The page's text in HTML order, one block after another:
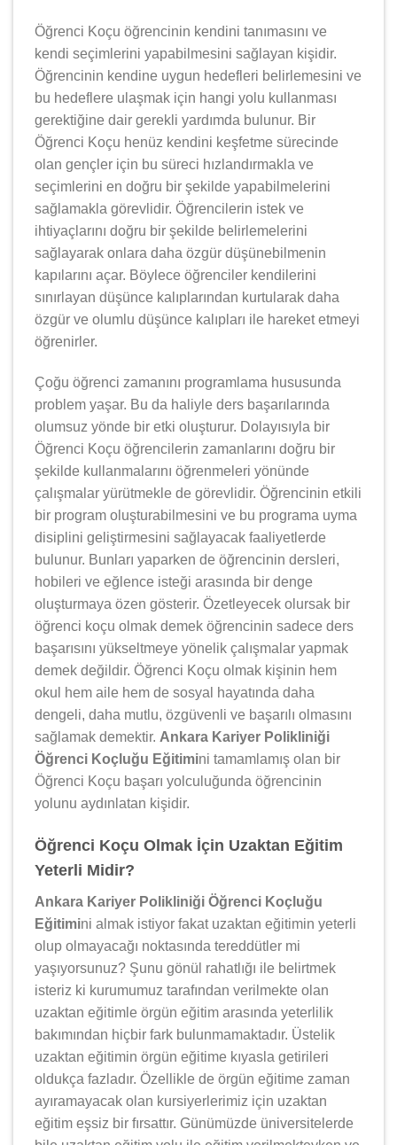
Öğrenci Koçu öğrencinin kendini tanımasını ve
kendi seçimlerini yapabilmesini sağlayan kişidir.
Öğrencinin kendine uygun hedefleri belirlemesini ve
bu hedeflere ulaşmak için hangi yolu kullanması
gerektiğine dair gerekli yardımda bulunur. Bir
Öğrenci Koçu henüz kendini keşfetme sürecinde
olan gençler için bu süreci hızlandırmakla ve
seçimlerini en doğru bir şekilde yapabilmelerini
sağlamakla görevlidir. Öğrencilerin istek ve
ihtiyaçlarını doğru bir şekilde belirlemelerini
sağlayarak onlara daha özgür düşünebilmenin
kapılarını açar. Böylece öğrenciler kendilerini
sınırlayan düşünce kalıplarından kurtularak daha
özgür ve olumlu düşünce kalıpları ile hareket etmeyi
öğrenirler.
Çoğu öğrenci zamanını programlama hususunda
problem yaşar. Bu da haliyle ders başarılarında
olumsuz yönde bir etki oluşturur. Dolayısıyla bir
Öğrenci Koçu öğrencilerin zamanlarını doğru bir
şekilde kullanmalarını öğrenmeleri yönünde
çalışmalar yürütmekle de görevlidir. Öğrencinin etkili
bir program oluşturabilmesini ve bu programa uyma
disiplini geliştirmesini sağlayacak faaliyetlerde
bulunur. Bunları yaparken de öğrencinin dersleri,
hobileri ve eğlence isteği arasında bir denge
oluşturmaya özen gösterir. Özetleyecek olursak bir
öğrenci koçu olmak demek öğrencinin sadece ders
başarısını yükseltmeye yönelik çalışmalar yapmak
demek değildir. Öğrenci Koçu olmak kişinin hem
okul hem aile hem de sosyal hayatında daha
dengeli, daha mutlu, özgüvenli ve başarılı olmasını
sağlamak demektir. Ankara Kariyer Polikliniği
Öğrenci Koçluğu Eğitimini tamamlamış olan bir
Öğrenci Koçu başarı yolculuğunda öğrencinin
yolunu aydınlatan kişidir.
Öğrenci Koçu Olmak İçin Uzaktan Eğitim
Yeterli Midir?
Ankara Kariyer Polikliniği Öğrenci Koçluğu
Eğitimini almak istiyor fakat uzaktan eğitimin yeterli
olup olmayacağı noktasında tereddütler mi
yaşıyorsunuz? Şunu gönül rahatlığı ile belirtmek
isteriz ki kurumumuz tarafından verilmekte olan
uzaktan eğitimle örgün eğitim arasında yeterlilik
bakımından hiçbir fark bulunmamaktadır. Üstelik
uzaktan eğitimin örgün eğitime kıyasla getirileri
oldukça fazladır. Özellikle de örgün eğitime zaman
ayıramayacak olan kursiyerlerimiz için uzaktan
eğitim eşsiz bir fırsattır. Günümüzde üniversitelerde